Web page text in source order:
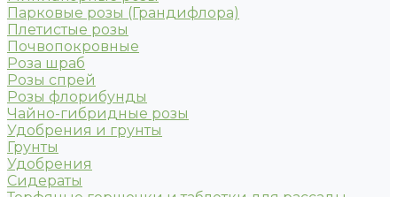
Парковые розы (Грандифлора)
Плетистые розы
Почвопокровные
Роза шраб
Розы спрей
Розы флорибунды
Чайно-гибридные розы
Удобрения и грунты
Грунты
Удобрения
Сидераты